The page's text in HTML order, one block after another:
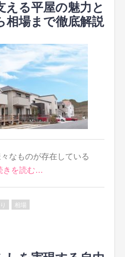
える平屋の魅力と
相場まで徹底解説
なものが存在している
きを読む…
相場